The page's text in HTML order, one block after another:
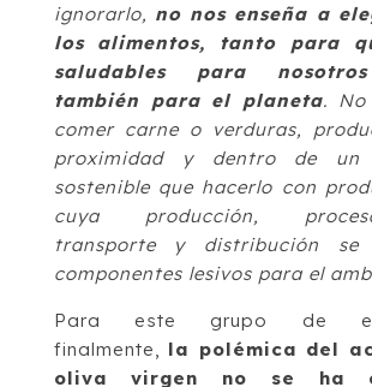
ignorarlo, no nos enseña a
los alimentos, tanto para
saludables para
también para el planeta. No
comer carne o verduras,
proximidad y dentro de un
sostenible que hacerlo con
cuya producción,
transporte y distribución se
componentes lesivos para el
Para este grupo de
finalmente, la polémica del
oliva virgen no se ha